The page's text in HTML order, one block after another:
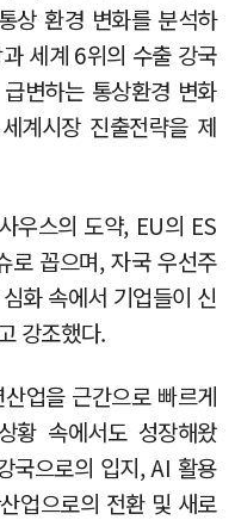
상 환경 변화를 분석하
세계 6위의 수출 강국
변하는 통상환경 변화
계시장 진출전략을 제
우스의 도약, EU의 ES
로 꼽으며, 자국 우선주
화 속에서 기업들이 신
강조했다.
업을 근간으로 빠르게
황 속에서도 성장해왔
국으로의 입지, AI 활용
업으로의 전환 및 새로